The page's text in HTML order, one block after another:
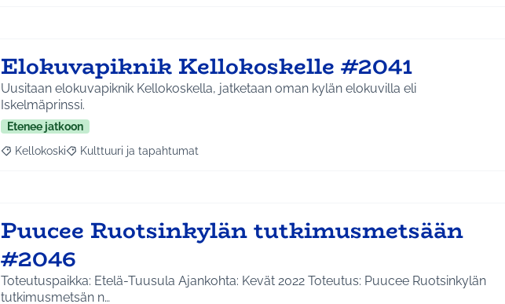
Elokuvapiknik Kellokoskelle #2041
Uusitaan elokuvapiknik Kellokoskella, jatketaan oman kylän elokuvilla eli
Iskelmäprinssi.
Etenee jatkoon
Rajaa tulokset aihepiirin mukaan: Kellokoski
Kellokoski Rajaa tulokset teeman mukaan: Kulttuuri ja tapahtumat
Kulttuuri ja tapahtumat
Puucee Ruotsinkylän tutkimusmetsään
#2046
Toteutuspaikka: Etelä-Tuusula Ajankohta: Kevät 2022 Toteutus: Puucee Ruotsinkylän
tutkimusmetsän n…